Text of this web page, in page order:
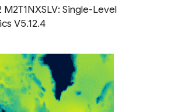
M2T1NXSLV: Single-Level
V5.12.4